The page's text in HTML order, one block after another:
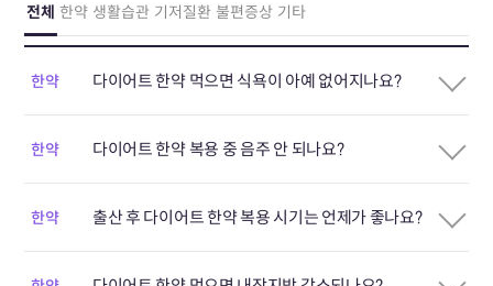
전체 한약 생활습관 기저질환 불편증상 기타
한약 다이어트 한약 먹으면 식욕이 아예 없어지나요?
한약 다이어트 한약 복용 중 음주 안 되나요?
한약 출산 후 다이어트 한약 복용 시기는 언제가 좋나요?